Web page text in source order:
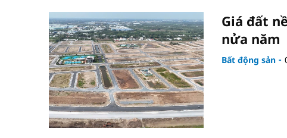
Giá đất
nửa năm
Bất động sản